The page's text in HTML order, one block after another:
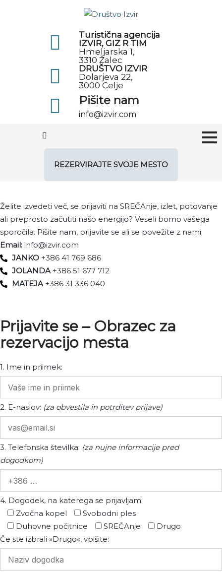
Turistična agencija
IZVIR, GIZ R TIM
Hmeljarska 1,
3310 Žalec
DRUŠTVO IZVIR
Dolarjeva 22,
3000 Celje
Pišite nam
info@izvir.com
REZERVIRAJTE SVOJE MESTO
Želite izvedeti več, se prijaviti na SREČAnje, izlet, potovanje
ali preprosto začutiti našo energijo? Veseli bomo vašega
sporočila. Pišite nam, prijavite se ali se povežite z nami.
Email: info@izvir.com
JANKO +386 41 769 686
JOLANDA+386 51 677 712
MATEJA+386 31 336 040
Prijavite se – Obrazec za
rezervacijo mesta
1. Ime in priimek:
2. E-naslov: (za obvestila in potrditev prijave)
3. Telefonska številka: (za nujne informacije pred
dogodkom)
4. Dogodek, na katerega se prijavljam:
Zvočna kopel
Svobodni ples
Duhovne počitnice
SREČAnje
Drugo
Če ste izbrali »Drugo«, vpišite: